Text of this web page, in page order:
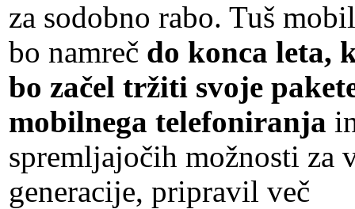
za sodobno rabo. Tuš mobil
bo namreč do konca leta,
bo začel tržiti svoje
mobilnega telefoniranja
spremljajočih možnosti za
generacije, pripravil več